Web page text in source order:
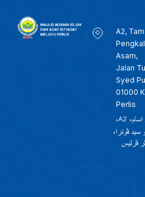
A2,
Asam,
Jalan
Syed
01000
Perlis